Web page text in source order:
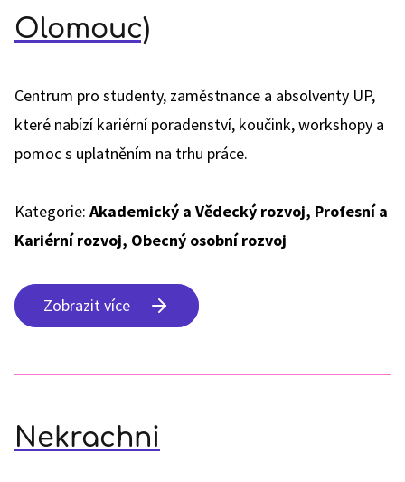
Olomouc)
Centrum pro studenty, zaměstnance a absolventy UP,
které nabízí kariérní poradenství, koučink, workshopy a
pomoc s uplatněním na trhu práce.
Kategorie: Akademický a Vědecký rozvoj, Profesní a
Kariérní rozvoj, Obecný osobní rozvoj
Zobrazit více
Nekrachni